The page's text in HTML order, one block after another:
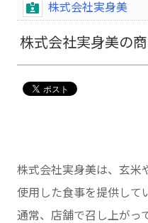
株式会社実身美
株式会社実身美の
株式会社実身美は、玄米
使用した食事を提供して
通常、店舗で召し上がっ